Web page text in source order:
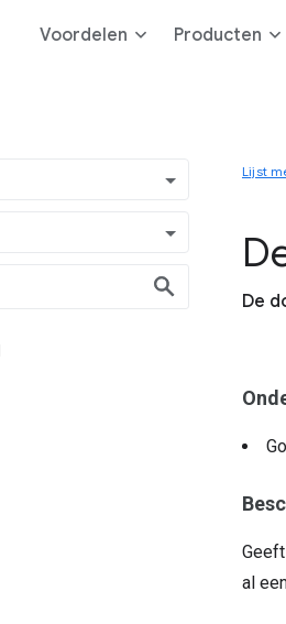
Voordelen Producten
Lijst
De
al